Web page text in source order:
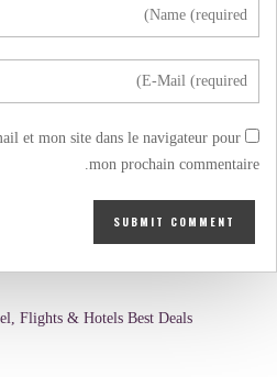
et mon site dans le navigateur pour
mon prochain commentaire.
Flights & Hotels Best Deals